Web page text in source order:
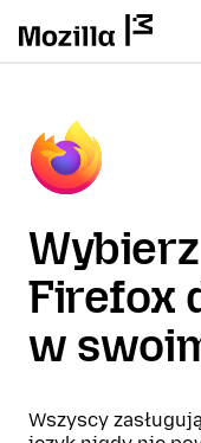
Firefox
w
Wszyscy